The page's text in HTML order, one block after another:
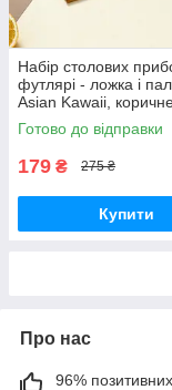
Набір столових
футлярі - ложка і
Asian Kawaii,
Готово до відправки
179 ₴ 275 ₴
Купити
Про нас
96% позитивних